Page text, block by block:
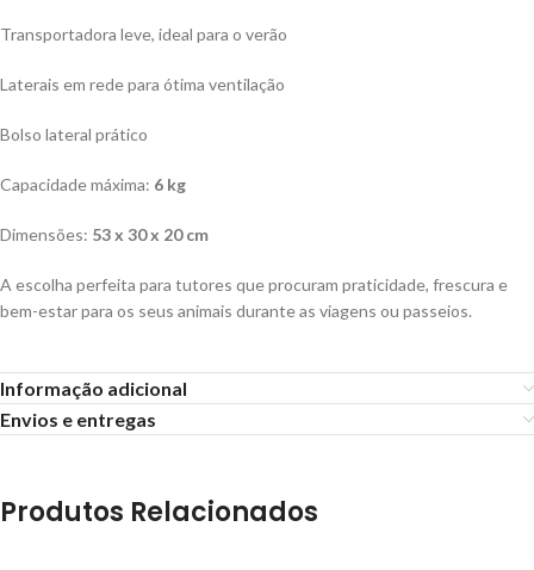
Transportadora leve, ideal para o verão
Laterais em rede para ótima ventilação
Bolso lateral prático
Capacidade máxima: 6 kg
Dimensões: 53 x 30 x 20 cm
A escolha perfeita para tutores que procuram praticidade, frescura e
bem-estar para os seus animais durante as viagens ou passeios.
Informação adicional
Envios e entregas
Produtos Relacionados